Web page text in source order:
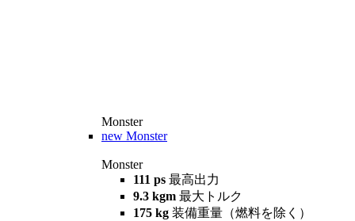
Monster
new Monster
Monster
111 ps 最高出力
9.3 kgm 最大トルク
175 kg 装備重量（燃料を除く）